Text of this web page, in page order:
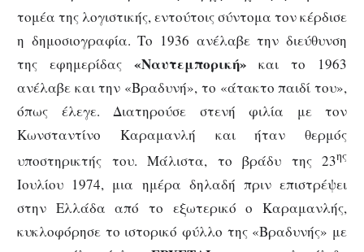
τομέα της λογιστικής, εντούτοις σύντομα τον κέρδισε
η δημοσιογραφία. Το 1936 ανέλαβε την διεύθυνση
της εφημερίδας «Ναυτεμπορική» και το 1963
ανέλαβε και την «Βραδυνή», το «άτακτο παιδί του»,
όπως έλεγε. Διατηρούσε στενή φιλία με τον
Κωνσταντίνο Καραμανλή και ήταν θερμός
υποστηρικτής του. Μάλιστα, το βράδυ της 23ης
Ιουλίου 1974, μια ημέρα δηλαδή πριν επιστρέψει
στην Ελλάδα από το εξωτερικό ο Καραμανλής,
κυκλοφόρησε το ιστορικό φύλλο της «Βραδυνής» με